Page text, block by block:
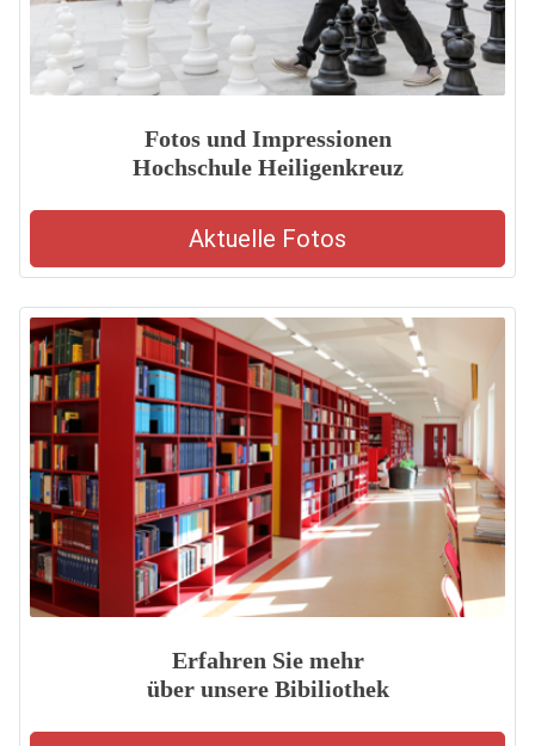
Fotos und Impressionen
Hochschule Heiligenkreuz
Aktuelle Fotos
Erfahren Sie mehr
über unsere Bibiliothek